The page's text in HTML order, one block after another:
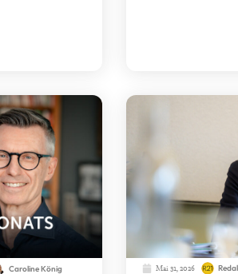
Caroline König Mai 31, 2026